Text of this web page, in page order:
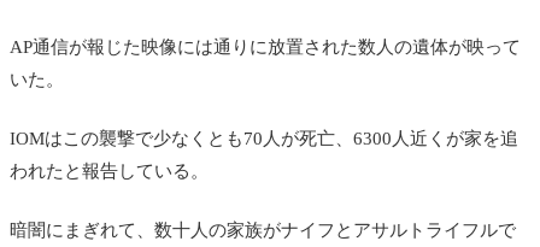
AP通信が報じた映像には通りに放置された数人の遺体が映って
いた。
IOMはこの襲撃で少なくとも70人が死亡、6300人近くが家を追
われたと報告している。
暗闇にまぎれて、数十人の家族がナイフとアサルトライフルで